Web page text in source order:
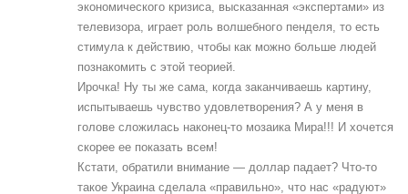
экономического кризиса, высказанная «экспертами» из
телевизора, играет роль волшебного пенделя, то есть
стимула к действию, чтобы как можно больше людей
познакомить с этой теорией.
Ирочка! Ну ты же сама, когда заканчиваешь картину,
испытываешь чувство удовлетворения? А у меня в
голове сложилась наконец-то мозаика Мира!!! И хочется
скорее ее показать всем!
Кстати, обратили внимание — доллар падает? Что-то
такое Украина сделала «правильно», что нас «радуют»